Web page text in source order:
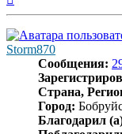
Storm870
Сообщения:
Страна,
Город:
Благодарил